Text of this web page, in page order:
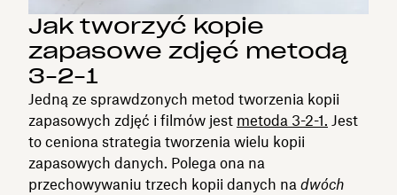
Jak tworzyć kopie
zapasowe zdjęć metodą
3-2-1
Jedną ze sprawdzonych metod tworzenia kopii
zapasowych zdjęć i filmów jest metoda 3-2-1. Jest
to ceniona strategia tworzenia wielu kopii
zapasowych danych. Polega ona na
przechowywaniu trzech kopii danych na dwóch